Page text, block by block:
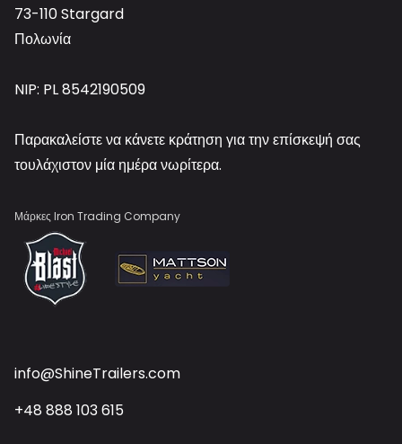
73-110 Stargard
Πολωνία
NIP: PL 8542190509
Παρακαλείστε να κάνετε κράτηση για την επίσκεψή σας
τουλάχιστον μία ημέρα νωρίτερα.
Μάρκες Iron Trading Company
info@ShineTrailers.com
+48 888 103 615